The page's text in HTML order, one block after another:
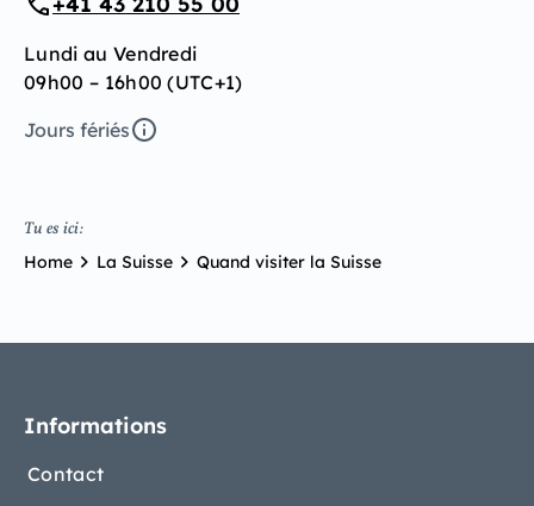
Lundi au Vendredi
09h00 – 16h00 (UTC+1)
Jours fériés
Tu es ici:
Home La Suisse Quand visiter la Suisse
Informations
Contact